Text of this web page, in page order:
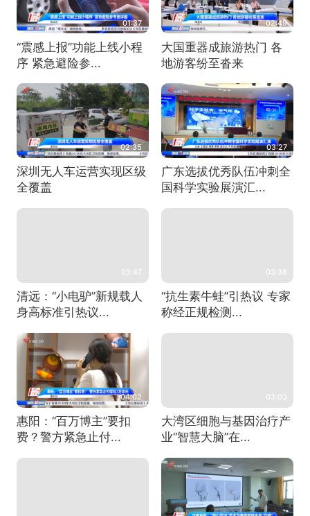
01:37
“震感上报”功能上线小程
序 紧急避险参...
02:49
大国重器成旅游热门 各
地游客纷至沓来
02:35
深圳无人车运营实现区级
全覆盖
03:27
广东选拔优秀队伍冲刺全
国科学实验展演汇...
03:47
清远：“小电驴”新规载人
身高标准引热议...
03:38
“抗生素牛蛙”引热议 专家
称经正规检测...
04:02
惠阳：“百万博主”要扣
费？警方紧急止付...
03:03
大湾区细胞与基因治疗产
业“智慧大脑”在...